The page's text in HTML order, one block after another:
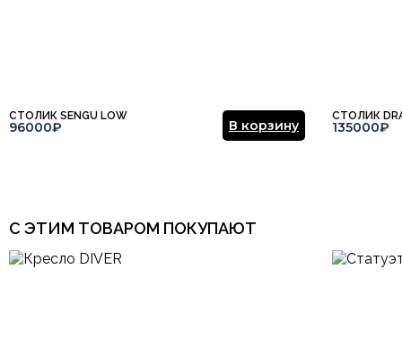
СТОЛИК SENGU LOW
96000₽ В корзину
СТОЛИК
135000₽
С ЭТИМ ТОВАРОМ ПОКУПАЮТ